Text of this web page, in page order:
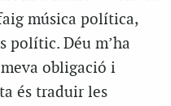
música política,
polític. Déu m’ha
obligació i
és traduir les